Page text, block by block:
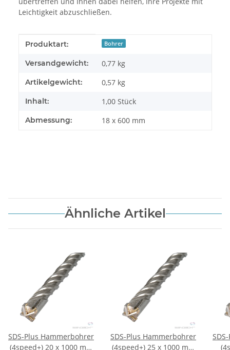
Leichtigkeit abzuschließen.
Produkteigenschaft
Wert
Produktart: Bohrer
Versandgewicht: 0,77 kg
Artikelgewicht: 0,57 kg
Inhalt: 1,00 Stück
Abmessung: 18 x 600 mm
Ähnliche Artikel
SDS-Plus Hammerbohrer
(4speed+) 20 x 1000 mm
SDS-Plus Hammerbohrer
(4speed+) 25 x 1000 mm